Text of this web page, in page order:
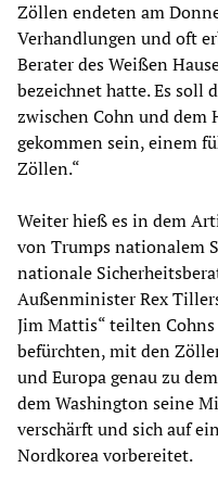
Zöllen endeten am
Verhandlungen und oft
Berater des Weißen
bezeichnet hatte. Es soll
zwischen Cohn und dem
gekommen sein, einem
Zöllen.“
Weiter hieß es in dem
von Trumps nationalem
nationale
Außenminister Rex
Jim Mattis“ teilten
befürchten, mit den
und Europa genau zu
dem Washington seine
verschärft und sich auf
Nordkorea vorbereitet.